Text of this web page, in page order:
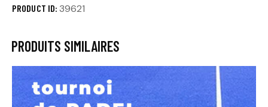
PRODUCT ID: 39621
PRODUITS SIMILAIRES